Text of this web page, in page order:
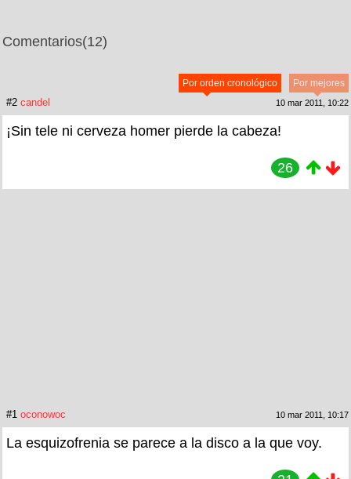
Comentarios(12)
Por mejores
Por orden cronológico
#2 candel 10 mar 2011, 10:22
¡Sin tele ni cerveza homer pierde la cabeza!
26
#1 oconowoc 10 mar 2011, 10:17
La esquizofrenia se parece a la disco a la que voy.